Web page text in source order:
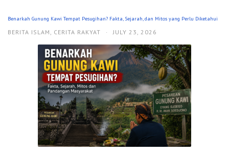
Benarkah Gunung Kawi Tempat Pesugihan? Fakta, Sejarah, dan Mitos yang Perlu Diketahui
BERITA ISLAM, CERITA RAKYAT · JULY 23, 2026